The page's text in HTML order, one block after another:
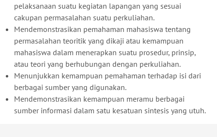
pelaksanaan suatu kegiatan lapangan yang sesuai
cakupan permasalahan suatu perkuliahan.
Mendemonstrasikan pemahaman mahasiswa tentang
permasalahan teoritik yang dikaji atau kemampuan
mahasiswa dalam menerapkan suatu prosedur, prinsip,
atau teori yang berhubungan dengan perkuliahan.
Menunjukkan kemampuan pemahaman terhadap isi dari
berbagai sumber yang digunakan.
Mendemonstrasikan kemampuan meramu berbagai
sumber informasi dalam satu kesatuan sintesis yang utuh.